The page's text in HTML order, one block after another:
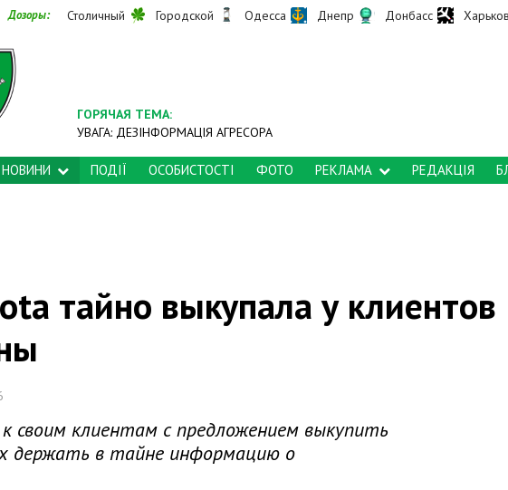
Дозоры: Столичный Городской Одесса Днепр Донбасс Харьков
ГОРЯЧАЯ ТЕМА:
УВАГА: ДЕЗІНФОРМАЦІЯ АГРЕСОРА
НОВИНИ ПОДІЇ ОСОБИСТОСТІ ФОТО РЕКЛАМА РЕДАКЦІЯ
тайно выкупала у клиентов
своим клиентам с предложением выкупить
держать в тайне информацию о